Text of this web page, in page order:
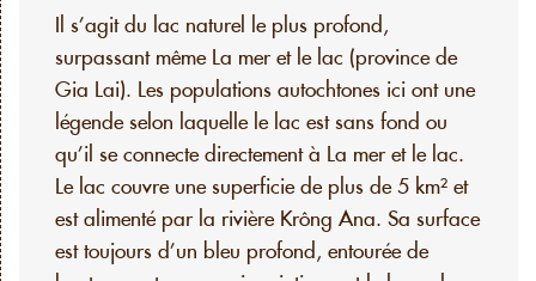
Il s’agit du lac naturel le plus profond,
surpassant même La mer et le lac (province de
Gia Lai). Les populations autochtones ici ont une
légende selon laquelle le lac est sans fond ou
qu’il se connecte directement à La mer et le lac.
Le lac couvre une superficie de plus de 5 km² et
est alimenté par la rivière Krông Ana. Sa surface
est toujours d’un bleu profond, entourée de